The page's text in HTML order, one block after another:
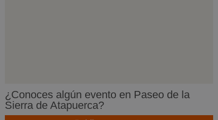
¿Conoces algún evento en Paseo de la
Sierra de Atapuerca?